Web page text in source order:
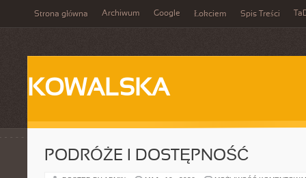
Strona główna Archiwum Google Łokciem Spis Treści
KOWALSKA
PODRÓŻE I DOSTĘPNOŚĆ